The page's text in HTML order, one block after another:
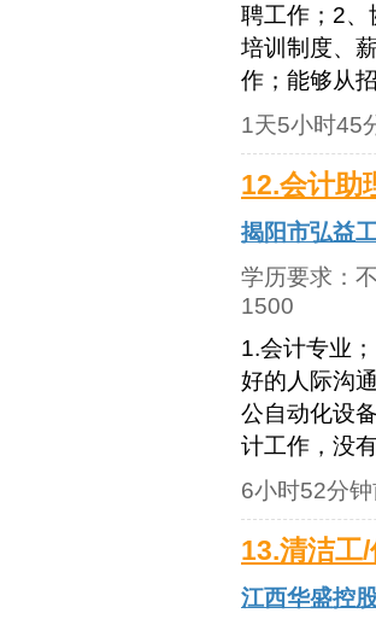
聘工作；2、
培训制度、
作；能够从
1天5小时45
12.会计助
揭阳市弘益
学历要求：
1500
1.会计专业
好的人际沟
公自动化设
计工作，没
6小时52分
13.清洁工
江西华盛控